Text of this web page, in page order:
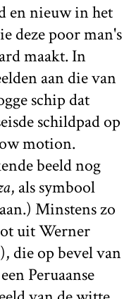
en nieuw in het
deze poor man's
maakt. In
aan die van
schip dat
schildpad op
motion.
beeld nog
, als symbool
Minstens zo
uit Werner
die op bevel van
Peruaanse